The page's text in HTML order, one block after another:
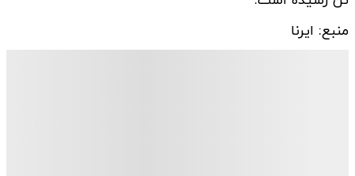
منبع: ایرنا